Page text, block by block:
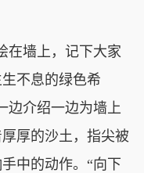
墙上，记下大家
不息的绿色希
边介绍一边为墙上
厚的沙土，指尖被
中的动作。“向下